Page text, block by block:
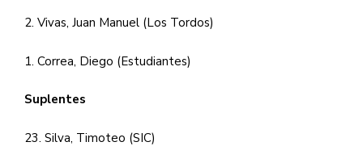
2. Vivas, Juan Manuel (Los Tordos)
1. Correa, Diego (Estudiantes)
Suplentes
23. Silva, Timoteo (SIC)